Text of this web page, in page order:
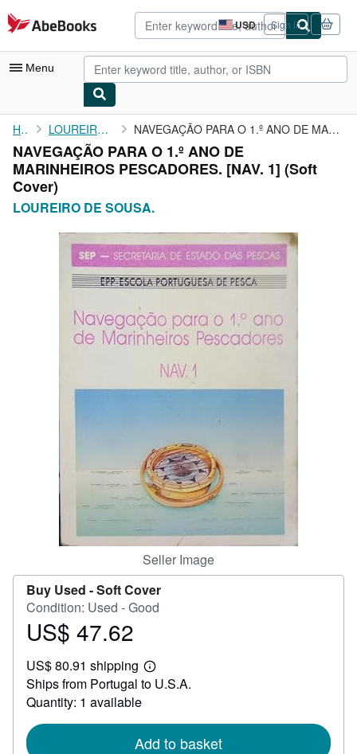
Skip to main content
AbeBooks.com USD
Site
shopping
preferences
Sign in
Menu
My Account
My Purchases
Advanced Search
Browse Collections
Rare Books
Art & Collectibles
Home LOUREIRO DE SOUSA. NAVEGAÇÃO PARA O 1.º ANO DE MARINHEIROS PESCADORES. [NAV. 1]
NAVEGAÇÃO PARA O 1.º ANO DE
MARINHEIROS PESCADORES. [NAV. 1] (Soft
Cover)
LOUREIRO DE SOUSA.
Seller Image
Buy Used -Soft Cover
Condition: Used - Good
Price
47.62
US$ 47.62
US$ 80.91 shipping
Learn
more
Ships from Portugal to U.S.A.
Quantity: 1 available
Add to basket